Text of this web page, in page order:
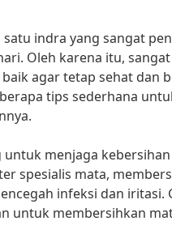
indra yang sangat
Oleh karena itu,
agar tetap sehat dan
tips sederhana
untuk menjaga
spesialis mata,
infeksi dan iritasi.
untuk membersihkan